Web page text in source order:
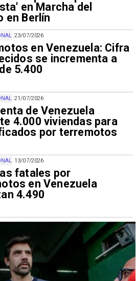
en Marcha del
en Berlín
23/07/2026
en Venezuela: Cifra
se incrementa a
5.400
21/07/2026
de Venezuela
4.000 viviendas para
por terremotos
13/07/2026
fatales por
en Venezuela
4.490